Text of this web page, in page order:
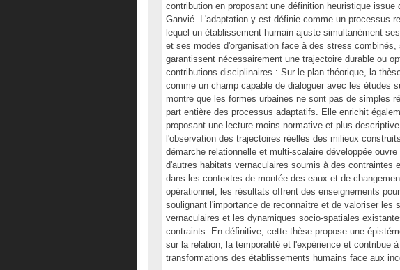
contribution en proposant une définition heuristique
Ganvié. L'adaptation y est définie comme un processus
lequel un établissement humain ajuste simultanément
et ses modes d'organisation face à des stress
garantissent nécessairement une trajectoire durable ou
contributions disciplinaires : Sur le plan théorique, la
comme un champ capable de dialoguer avec les études
montre que les formes urbaines ne sont pas de simples
part entière des processus adaptatifs. Elle enrichit
proposant une lecture moins normative et plus
l'observation des trajectoires réelles des milieux
démarche relationnelle et multi-scalaire développée
d'autres habitats vernaculaires soumis à des contraintes
dans les contextes de montée des eaux et de
opérationnel, les résultats offrent des enseignements
soulignant l'importance de reconnaître et de valoriser les
vernaculaires et les dynamiques socio-spatiales
contraints. En définitive, cette thèse propose une
sur la relation, la temporalité et l'expérience et contribue
transformations des établissements humains face aux